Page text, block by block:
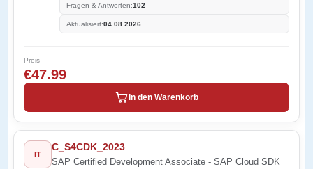
Fragen & Antworten:102
Aktualisiert:04.08.2026
Preis
€47.99
In den Warenkorb
IT
C_S4CDK_2023
SAP Certified Development Associate - SAP Cloud SDK